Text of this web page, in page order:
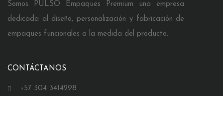
Somos PULSO Empaques Premium una empresa
dedicada al diseño, personalización y fabricación de
empaques funcionales a la medida del producto.
CONTÁCTANOS
+57 304 3414298